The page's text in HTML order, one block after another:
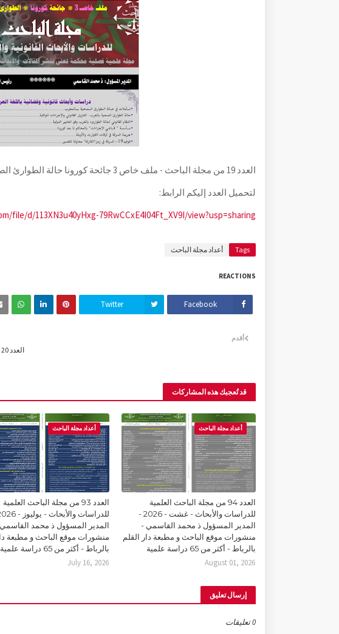
العدد 19 من مجلة الباحث - ملف خاص 3 جائحة كورونا حالة الطوارئ الصحية - يونيو - 2020 م - الأستاذ محمد القاسمي
لتحميل العدد إليكم الرابط:
file/d/113XN3u40yHxg-79RwCCxE4I04Ft_XV9I/view?usp=sharing
Tags أعداد مجلة الباحث
REACTIONS
Facebook
Twitter
أقدم
قد تُعجبك هذه المشاركات
أعداد مجلة الباحث
العدد 94 من مجلة الباحث العلمية
للدراسات والأبحاث - غشت - 2026 -
المدير المسؤول ذ محمد القاسمي -
منشورات موقع الباحث و مطبعة دار القلم
بالرباط - أكثر من 65 دراسة علمية
August 01, 2026
أعداد مجلة الباحث
العدد 93 من مجلة الباحث العلمية
المدير المسؤول ذ محمد
منشورات موقع الباحث و مطبعة
بالرباط - أكثر من 65 دراسة علمية
July 16, 2026
إرسال تعليق
0 تعليقات